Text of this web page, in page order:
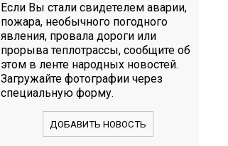
Если Вы стали свидетелем аварии,
пожара, необычного погодного
явления, провала дороги или
прорыва теплотрассы, сообщите об
этом в ленте народных новостей.
Загружайте фотографии через
специальную форму.
ДОБАВИТЬ НОВОСТЬ